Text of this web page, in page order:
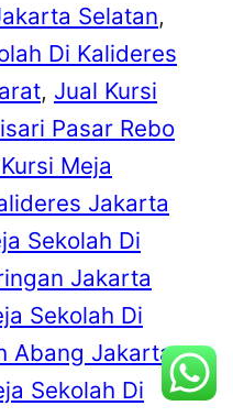
Selatan
Di Kalideres
, Jual Kursi
Pasar Rebo
Meja
Jakarta
Sekolah Di
Jakarta
Sekolah Di
Abang Jakarta
Sekolah Di